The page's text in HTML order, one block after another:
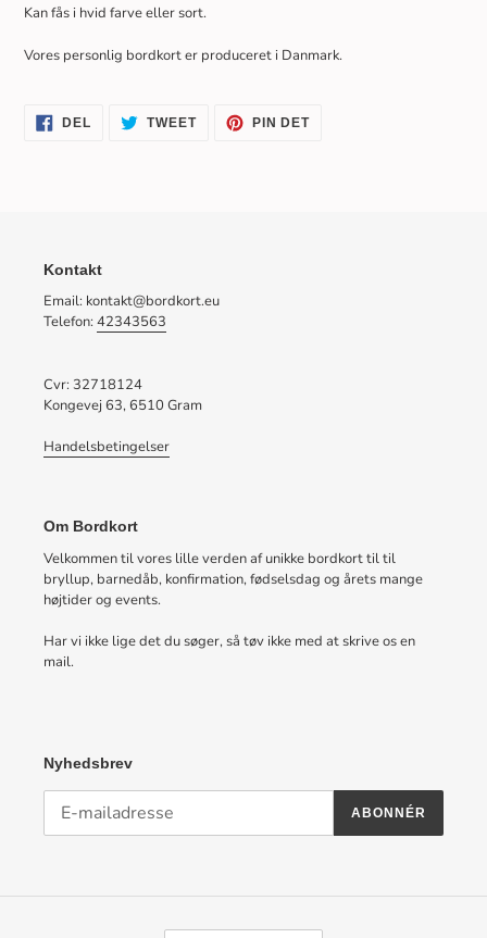
Kan fås i hvid farve eller sort.
Vores personlig bordkort er produceret i Danmark.
DEL
PÅ
TWEETTWEET PIN DETPIN
Kontakt
Email: kontakt@bordkort.eu
Telefon: 42343563
Cvr: 32718124
Kongevej 63, 6510 Gram
Handelsbetingelser
Om Bordkort
Velkommen til vores lille verden af unikke bordkort til til
bryllup, barnedåb, konfirmation, fødselsdag og årets mange
højtider og events.
Har vi ikke lige det du søger, så tøv ikke med at skrive os en
mail.
Nyhedsbrev
ABONNÉR